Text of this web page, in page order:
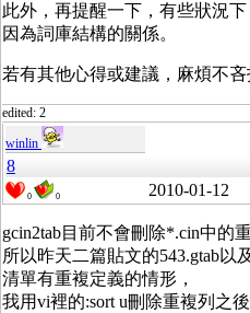
此外，再提醒一下，有些狀況
因為詞庫結構的關係。
若有其他心得或建議，麻煩不吝
edited: 2
winlin
8
0 0 2010-01-12
gcin2tab目前不會刪除*.cin中的
所以昨天二篇貼文的543.gtab以
清單有重複定義的情形，
我用vi裡的:sort u刪除重複列之